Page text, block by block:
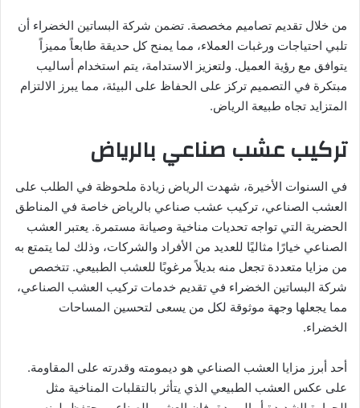
من خلال تقديم تصاميم مخصصة. تضمن شركة البساتين الخضراء أن
تلبي احتياجات ورغبات العملاء، مما يمنح كل حديقة طابعاً مميزاً
يتوافق مع رؤية العميل. ولتعزيز الاستدامة، يتم استخدام أساليب
مبتكرة في التصميم تركز على الحفاظ على البيئة، مما يبرز الالتزام
المتزايد تجاه طبيعة الرياض.
تركيب عشب صناعي بالرياض
في السنوات الأخيرة، شهدت الرياض زيادة ملحوظة في الطلب على
العشب الصناعي، تركيب عشب صناعي بالرياض خاصة في المناطق
الحضرية التي تواجه تحديات مناخية وصيانة مستمرة. يعتبر العشب
الصناعي خيارًا مثاليًا للعديد من الأفراد والشركات، وذلك لما يتمتع به
من مزايا متعددة تجعل منه بديلاً مرغوبًا للعشب الطبيعي. تتخصص
شركة البساتين الخضراء في تقديم خدمات تركيب العشب الصناعي،
مما يجعلها وجهة موثوقة لكل من يسعى لتحسين المساحات
الخضراء.
أحد أبرز مزايا العشب الصناعي هو ديمومته وقدرته على المقاومة.
على عكس العشب الطبيعي الذي يتأثر بالتقلبات المناخية مثل